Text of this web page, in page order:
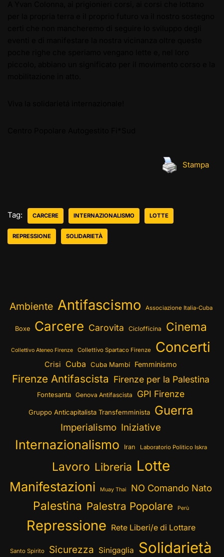
Stampa
Tag: CARCERE INTERNAZIONALISMO LOTTE
REPRESSIONE SOLIDARIETÀ
Ambiente Antifascismo Associazione Italia-Cuba
Boxe Carcere Carovita Ciclofficina Cinema
Collettivo Ateneo Firenze Collettivo Spartaco Firenze Concerti
Crisi Cuba Cuba Mambí Femminismo
Firenze Antifascista Firenze per la Palestina
Fontesanta Genova Antifascista GPI Firenze
Gruppo Anticapitalista Transfemminista Guerra
Imperialismo Iniziative
Internazionalismo Iran Laboratorio Politico Iskra
Lavoro Libreria Lotte
Manifestazioni Muay Thai NO Comando Nato
Palestina Palestra Popolare Perù
Repressione Rete Liberi/e di Lottare
Santo Spirito Sicurezza Sinigaglia Solidarietà